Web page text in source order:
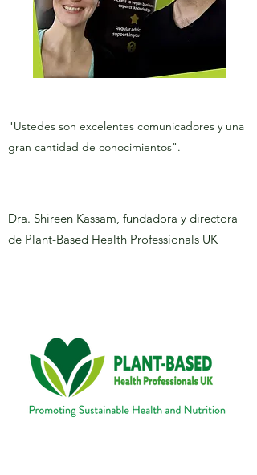
"Ustedes son excelentes comunicadores y una
gran cantidad de conocimientos".
Dra. Shireen Kassam, fundadora y directora
de Plant-Based Health Professionals UK